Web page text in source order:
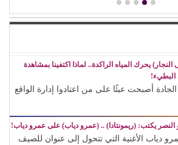
يحرك المياه الراكدة.. لماذا اكتفينا بمشاهدة
الجادة أصبحت عبئًا على من اعتادوا إدارة الواقع
النصر يكتب: (ريمونتادا) .. (عمرو دياب) على عمرو دياب!
دياب الأغنية التي تتحول إلى عنوان للصيف